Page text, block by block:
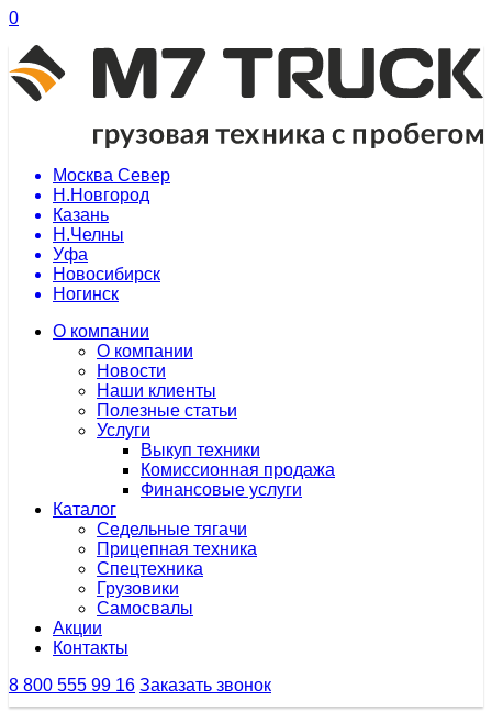
0
Москва Север
Н.Новгород
Казань
Н.Челны
Уфа
Новосибирск
Ногинск
О компании
О компании
Новости
Наши клиенты
Полезные статьи
Услуги
Выкуп техники
Комиссионная продажа
Финансовые услуги
Каталог
Седельные тягачи
Прицепная техника
Спецтехника
Грузовики
Самосвалы
Акции
Контакты
8 800 555 99 16 Заказать звонок